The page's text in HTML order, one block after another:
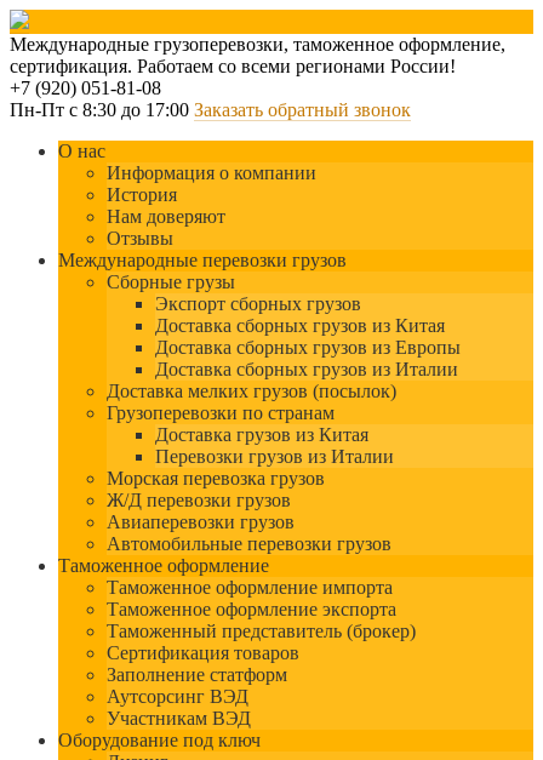
Международные грузоперевозки, таможенное оформление,
сертификация. Работаем со всеми регионами России!
+7 (920) 051-81-08
Пн-Пт с 8:30 до 17:00 Заказать обратный звонок
О нас
Информация о компании
История
Нам доверяют
Отзывы
Международные перевозки грузов
Сборные грузы
Экспорт сборных грузов
Доставка сборных грузов из Китая
Доставка сборных грузов из Европы
Доставка сборных грузов из Италии
Доставка мелких грузов (посылок)
Грузоперевозки по странам
Доставка грузов из Китая
Перевозки грузов из Италии
Морская перевозка грузов
Ж/Д перевозки грузов
Авиаперевозки грузов
Автомобильные перевозки грузов
Таможенное оформление
Таможенное оформление импорта
Таможенное оформление экспорта
Таможенный представитель (брокер)
Сертификация товаров
Заполнение статформ
Аутсорсинг ВЭД
Участникам ВЭД
Оборудование под ключ